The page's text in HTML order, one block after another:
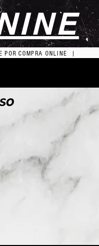
COMPRA ONLINE |